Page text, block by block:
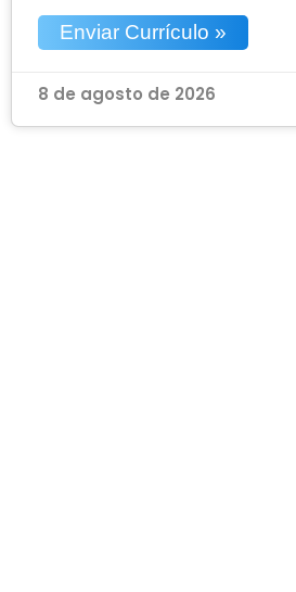
Enviar Currículo »
8 de agosto de 2026